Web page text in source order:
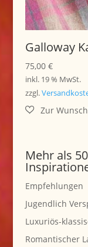
Galloway
75,00 €
inkl. 19 % MwSt.
zzgl.
Mehr als
Empfehlungen
Jugendlich
Luxuriös-
Romantischer